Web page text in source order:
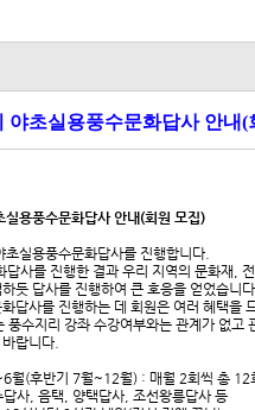
야초실용풍수문화답사 안내(
용풍수문화답사 안내(회원 모집)
실용풍수문화답사를 진행합니다.
답사를 진행한 결과 우리 지역의 문화재,
듯 답사를 진행하여 큰 호응을 얻었습니다.
답사를 진행하는 데 회원은 여러 혜택을
풍수지리 강좌 수강여부와는 관계가 없고
랍니다.
월(후반기 7월~12월) : 매월 2회씩 총 12
답사, 음택, 양택답사, 조선왕릉답사 등